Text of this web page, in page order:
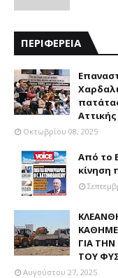
ΠΕΡΙΦΕΡΕΙΑ
Αττικής
Οκτωβρίου 08, 2025
Από το
κίνηση
ΓΙΑ
ΤΟΥ
Αυγούστου 27, 2025